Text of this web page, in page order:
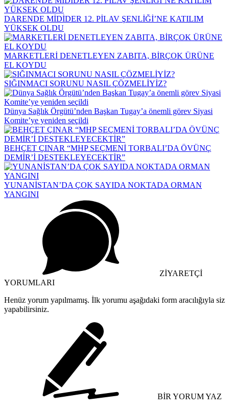
DARENDE MİDİDER 12. PİLAV ŞENLİĞİ’NE KATILIM
YÜKSEK OLDU
MARKETLERİ DENETLEYEN ZABITA, BİRÇOK ÜRÜNE
EL KOYDU
SIĞINMACI SORUNU NASIL ÇÖZMELİYİZ?
Dünya Sağlık Örgütü’nden Başkan Tugay’a önemli görev Siyasi
Komite’ye yeniden seçildi
BEHÇET ÇINAR “MHP SEÇMENİ TORBALI’DA ÖVÜNÇ
DEMİR’İ DESTEKLEYECEKTİR”
YUNANİSTAN’DA ÇOK SAYIDA NOKTADA ORMAN
YANGINI
ZİYARETÇİ
YORUMLARI
Henüz yorum yapılmamış. İlk yorumu aşağıdaki form aracılığıyla siz
yapabilirsiniz.
BİR YORUM YAZ